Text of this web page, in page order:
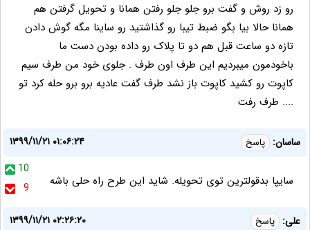
رو زد روش و گفت برو جلو جلو رفتن همانا و تحویل گرفتن هم
همانا حالا بیا بگو ضبط تیبا رو گذاشتید رو ساینا مگه گوش دادن
تازه دو ساعت قبل هم دو تا پلاک رو داده بودن دست ما
باخودمون میبردیم این طرف اون طرف . جلوی خود من طرف سیم
کاپوت رو کشید کاپوت باز نشد طرف گفت عادیه برو برو حله کرد تو
.... طرف رفت
ساسان: پاسخ
۱۳۹۹/۱۱/۲۱ ۰۱:۰۶:۲۴
10
9
سایپا بدقولترین توی تحویله. شاید این طرح راه حلی باشه
علی: پاسخ
۱۳۹۹/۱۱/۲۱ ۰۲:۲۶:۲۰